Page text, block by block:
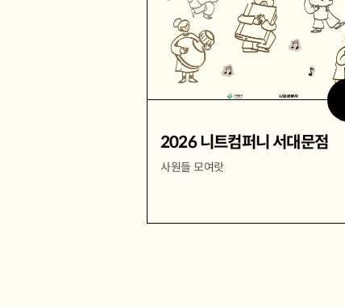
2026 니트컴퍼니 서대문점
사원들 모여랏